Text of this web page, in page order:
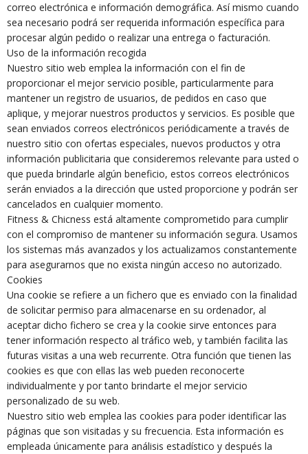
correo electrónica e información demográfica. Así mismo cuando
sea necesario podrá ser requerida información específica para
procesar algún pedido o realizar una entrega o facturación.
Uso de la información recogida
Nuestro sitio web emplea la información con el fin de
proporcionar el mejor servicio posible, particularmente para
mantener un registro de usuarios, de pedidos en caso que
aplique, y mejorar nuestros productos y servicios. Es posible que
sean enviados correos electrónicos periódicamente a través de
nuestro sitio con ofertas especiales, nuevos productos y otra
información publicitaria que consideremos relevante para usted o
que pueda brindarle algún beneficio, estos correos electrónicos
serán enviados a la dirección que usted proporcione y podrán ser
cancelados en cualquier momento.
Fitness & Chicness está altamente comprometido para cumplir
con el compromiso de mantener su información segura. Usamos
los sistemas más avanzados y los actualizamos constantemente
para asegurarnos que no exista ningún acceso no autorizado.
Cookies
Una cookie se refiere a un fichero que es enviado con la finalidad
de solicitar permiso para almacenarse en su ordenador, al
aceptar dicho fichero se crea y la cookie sirve entonces para
tener información respecto al tráfico web, y también facilita las
futuras visitas a una web recurrente. Otra función que tienen las
cookies es que con ellas las web pueden reconocerte
individualmente y por tanto brindarte el mejor servicio
personalizado de su web.
Nuestro sitio web emplea las cookies para poder identificar las
páginas que son visitadas y su frecuencia. Esta información es
empleada únicamente para análisis estadístico y después la